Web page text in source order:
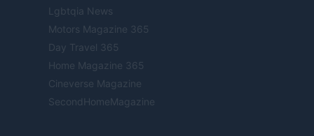
Lgbtqia News
Motors Magazine 365
Day Travel 365
Home Magazine 365
Cineverse Magazine
SecondHomeMagazine